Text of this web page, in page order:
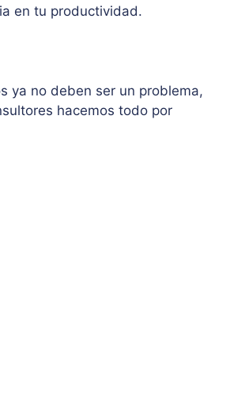
en tu productividad.
ya no deben ser un problema,
hacemos todo por